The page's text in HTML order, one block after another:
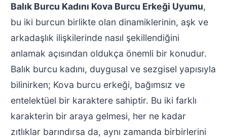
Balık Burcu Kadını Kova Burcu Erkeği Uyumu,
bu iki burcun birlikte olan dinamiklerinin, aşk ve
arkadaşlık ilişkilerinde nasıl şekillendiğini
anlamak açısından oldukça önemli bir konudur.
Balık burcu kadını, duygusal ve sezgisel yapısıyla
bilinirken; Kova burcu erkeği, bağımsız ve
entelektüel bir karaktere sahiptir. Bu iki farklı
karakterin bir araya gelmesi, her ne kadar
zıtlıklar barındırsa da, aynı zamanda birbirlerini